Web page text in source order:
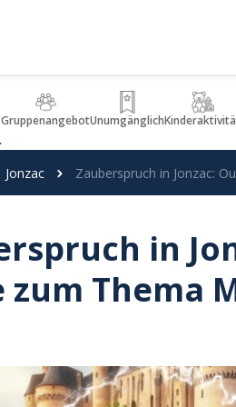
GruppenangebotUnumgänglich
Jonzac Zauberspruch in Jonzac:
in
zum Thema